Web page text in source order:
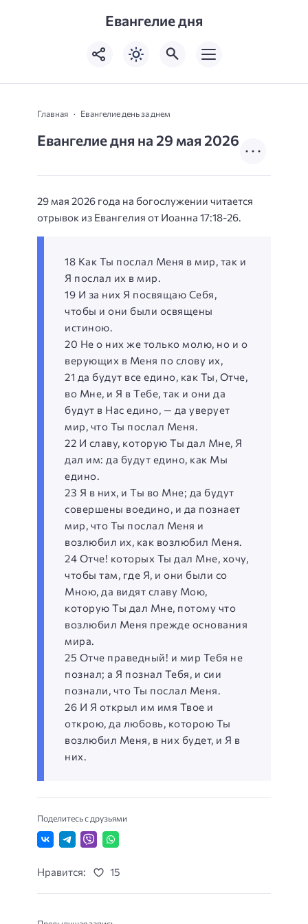
Евангелие дня
Главная Евангелие день за днем
Евангелие дня на 29 мая 2026
29 мая 2026 года на богослужении читается
отрывок из Евангелия от Иоанна 17:18-26.
18 Как Ты послал Меня в мир, так и
Я послал их в мир.
19 И за них Я посвящаю Себя,
чтобы и они были освящены
истиною.
20 Не о них же только молю, но и о
верующих в Меня по слову их,
21 да будут все едино, как Ты, Отче,
во Мне, и Я в Тебе, так и они да
будут в Нас едино, — да уверует
мир, что Ты послал Меня.
22 И славу, которую Ты дал Мне, Я
дал им: да будут едино, как Мы
едино.
23 Я в них, и Ты во Мне; да будут
совершены воедино, и да познает
мир, что Ты послал Меня и
возлюбил их, как возлюбил Меня.
24 Отче! которых Ты дал Мне, хочу,
чтобы там, где Я, и они были со
Мною, да видят славу Мою,
которую Ты дал Мне, потому что
возлюбил Меня прежде основания
мира.
25 Отче праведный! и мир Тебя не
познал; а Я познал Тебя, и сии
познали, что Ты послал Меня.
26 И Я открыл им имя Твое и
открою, да любовь, которою Ты
возлюбил Меня, в них будет, и Я в
них.
Поделитесь с друзьями
Нравится: 15